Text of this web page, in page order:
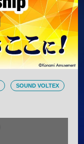
SOUND VOLTEX